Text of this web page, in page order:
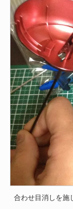
合わせ目消しを施